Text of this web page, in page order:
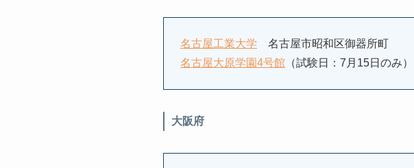
名古屋工業大学 名古屋市昭和区御器所町
名古屋大原学園4号館 （試験日：7月15日のみ
大阪府